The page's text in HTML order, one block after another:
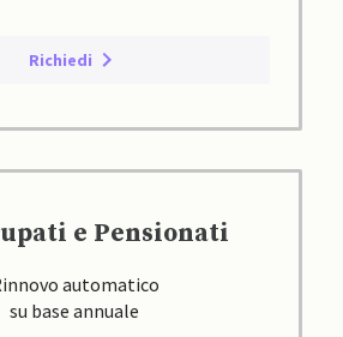
Richiedi
e Pensionati
automatico
su base annuale